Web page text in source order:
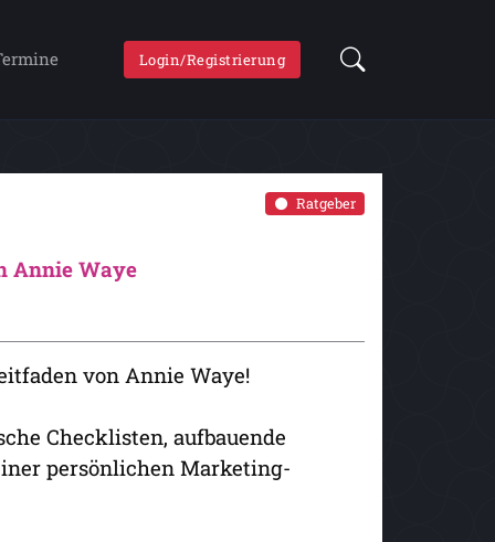
Login/Registrierung
Ratgeber
Annie Waye
von Annie Waye!
Checklisten, aufbauende
persönlichen Marketing-